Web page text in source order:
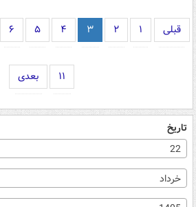
قبلی ۱ ۲ ۳ ۴ ۵ ۶
۱۱ بعدی
تاریخ
22
خرداد